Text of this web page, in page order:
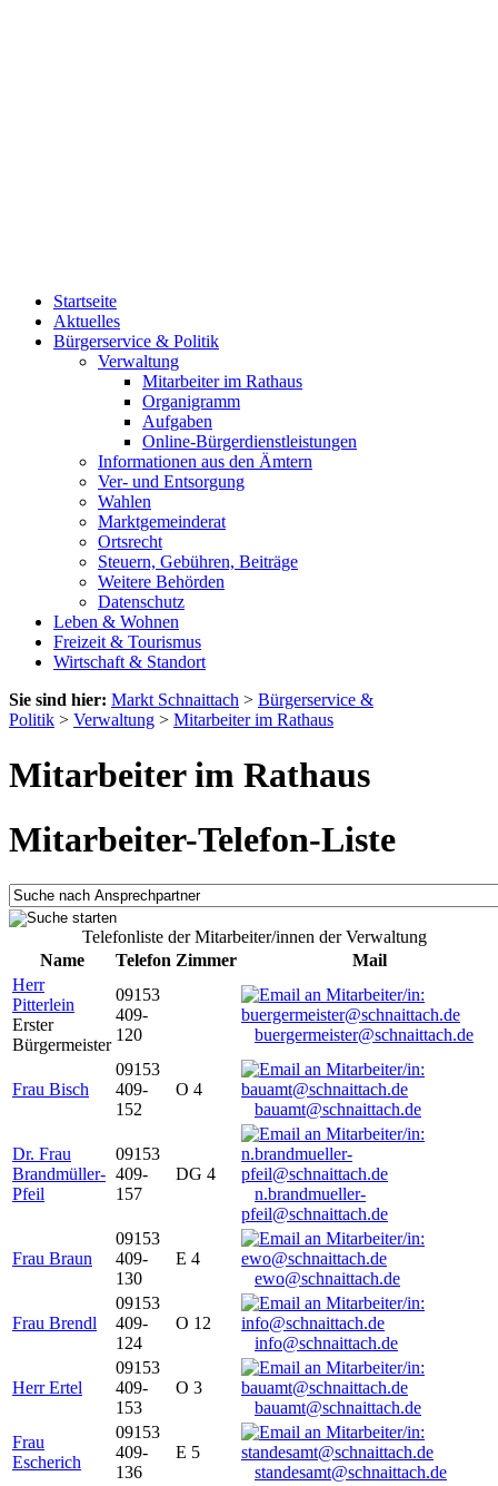
Startseite
Aktuelles
Bürgerservice & Politik
Verwaltung
Mitarbeiter im Rathaus
Organigramm
Aufgaben
Online-Bürgerdienstleistungen
Informationen aus den Ämtern
Ver- und Entsorgung
Wahlen
Marktgemeinderat
Ortsrecht
Steuern, Gebühren, Beiträge
Weitere Behörden
Datenschutz
Leben & Wohnen
Freizeit & Tourismus
Wirtschaft & Standort
Sie sind hier: Markt Schnaittach > Bürgerservice &
Politik > Verwaltung > Mitarbeiter im Rathaus
Mitarbeiter im Rathaus
Mitarbeiter-Telefon-Liste
Telefonliste der Mitarbeiter/innen der Verwaltung
Name
Telefon Zimmer
Mail
Herr
Pitterlein
Erster
Bürgermeister
09153
409-
120
buergermeister@schnaittach.de
Frau Bisch
09153
409-
152
O 4
bauamt@schnaittach.de
Dr. Frau
Brandmüller-
Pfeil
09153
409-
157
DG 4
n.brandmueller-
pfeil@schnaittach.de
Frau Braun
09153
409-
130
E 4
ewo@schnaittach.de
Frau Brendl
09153
409-
124
O 12
info@schnaittach.de
Herr Ertel
09153
409-
153
O 3
bauamt@schnaittach.de
Frau
Escherich
09153
409-
136
E 5
standesamt@schnaittach.de